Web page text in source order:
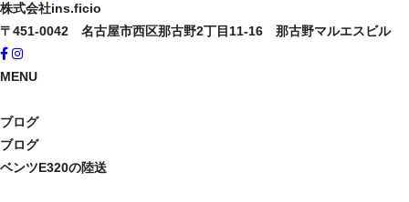
株式会社ins.ficio
〒451-0042 名古屋市西区那古野2丁目11-16 那古野マルエスビル
MENU
ブログ
ブログ
ベンツE320の陸送